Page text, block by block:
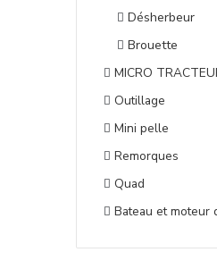
Désherbeur
Brouette
MICRO
Outillage
Mini pelle
Remorques
Quad
Bateau et moteur